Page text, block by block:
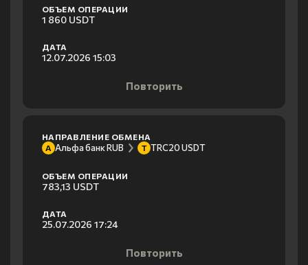
ОБЪЕМ ОПЕРАЦИИ
1 860 USDT
ДАТА
12.07.2026 15:03
Повторить
НАПРАВЛЕНИЕ ОБМЕНА
А Альфа банк RUB T TRC20 USDT
ОБЪЕМ ОПЕРАЦИИ
783,13 USDT
ДАТА
25.07.2026 17:24
Повторить